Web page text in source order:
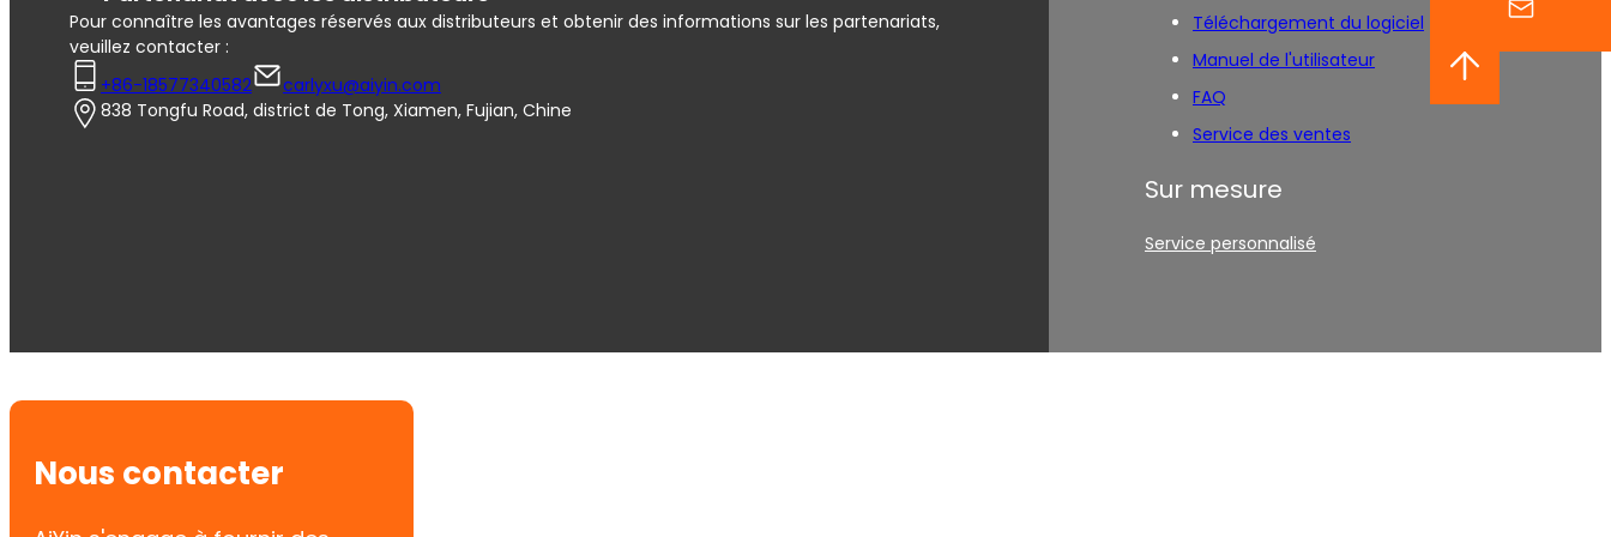
Pour connaître les avantages réservés aux distributeurs et obtenir des informations sur les partenariats,
veuillez contacter :
+86-18577340582
carlyxu@aiyin.com
838 Tongfu Road, district de Tong, Xiamen, Fujian, Chine
Téléchargement du logiciel
Manuel de l'utilisateur
FAQ
Service des ventes
Sur mesure
Service personnalisé
Nous contacter